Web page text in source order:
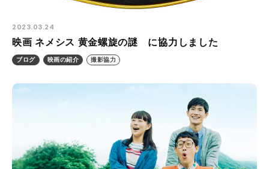
2023.03.24
映画 ネメシス 黄金螺旋の謎 に協力しました
ブログ 映画の紹介 撮影協力